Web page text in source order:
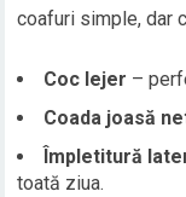
coafuri simple, dar
Coc lejer –
Coada joasă
Împletitură
toată ziua.